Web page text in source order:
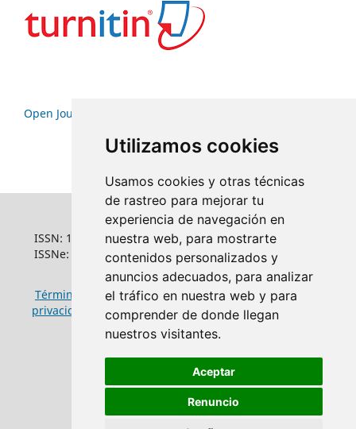
Utilizamos cookies
Usamos cookies y otras técnicas
de rastreo para mejorar tu
experiencia de navegación en
nuestra web, para mostrarte
contenidos personalizados y
anuncios adecuados, para analizar
el tráfico en nuestra web y para
comprender de donde llegan
nuestros visitantes.
Aceptar
Renuncio
Open Journal Systems
ISSN: 1022-6508
ISSNe: 1681-5653
Términos y condiciones de uso|Política de
privacidad
Política de cookies